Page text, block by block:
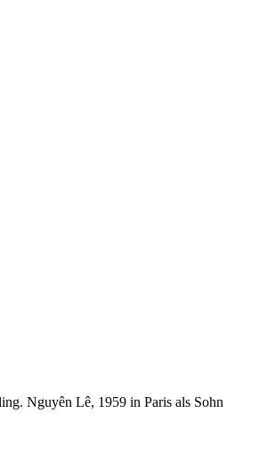
Nguyên Lê, 1959 in Paris als Sohn